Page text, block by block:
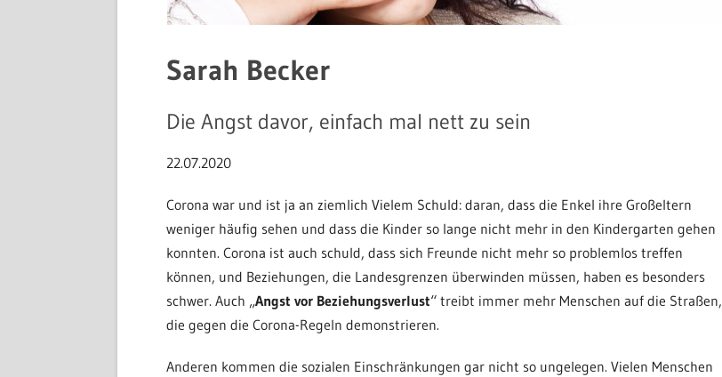
Sarah Becker
Die Angst davor, einfach mal nett zu sein
22.07.2020
Corona war und ist ja an ziemlich Vielem Schuld: daran, dass die Enkel ihre Großeltern
weniger häufig sehen und dass die Kinder so lange nicht mehr in den Kindergarten gehen
konnten. Corona ist auch schuld, dass sich Freunde nicht mehr so problemlos treffen
können, und Beziehungen, die Landesgrenzen überwinden müssen, haben es besonders
schwer. Auch „Angst vor Beziehungsverlust“ treibt immer mehr Menschen auf die Straßen,
die gegen die Corona-Regeln demonstrieren.
Anderen kommen die sozialen Einschränkungen gar nicht so ungelegen. Vielen Menschen